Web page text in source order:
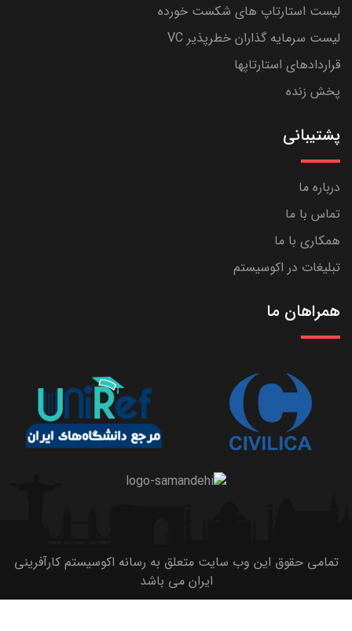
لیست استارتاپ های شکست خورده
لیست سرمایه گذاران خطرپذیر VC
قراردادهای استارتاپها
پخش زنده
پشتیبانی
درباره ما
تماس با ما
همکاری با ما
تبلیغات در اکوسیستم
همراهان ما
تمامی حقوق این وب سایت متعلق به رسانه اکوسیستم کارآفرینی
ایران می باشد